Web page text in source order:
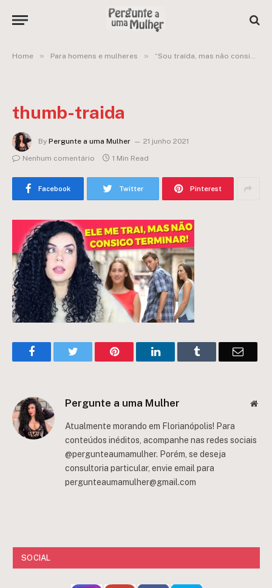
Home » Para homens e mulheres » “Sou traída, mas não consigo terminar por ainda gostar muito dele”
thumb-traida
By Pergunte a uma Mulher
21 junho 2021
Nenhum comentário
1 Min Read
Facebook Twitter Pinterest
FacebookTwitter Pinterest LinkedInTumblr Email
Pergunte a uma Mulher
Atualmente morando em Florianópolis! Para
conteúdos inéditos, acompanhe nas redes sociais
@pergunteaumamulher. Porém, se deseja
consultoria particular, envie email para
pergunteaumamulher@gmail.com
SOCIAL